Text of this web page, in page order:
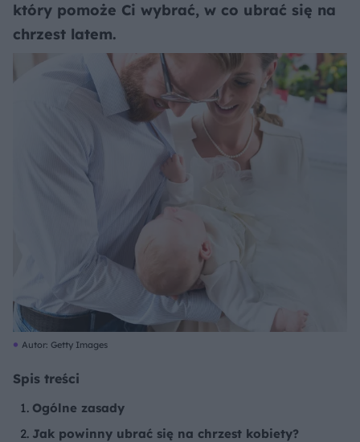
który pomoże Ci wybrać, w co ubrać się na
chrzest latem.
Autor: Getty Images
Spis treści
Ogólne zasady
Jak powinny ubrać się na chrzest kobiety?